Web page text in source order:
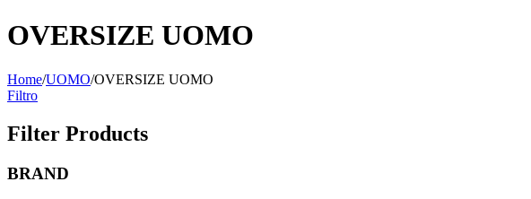
OVERSIZE UOMO
Home/UOMO/OVERSIZE UOMO
Filtro
Filter Products
BRAND